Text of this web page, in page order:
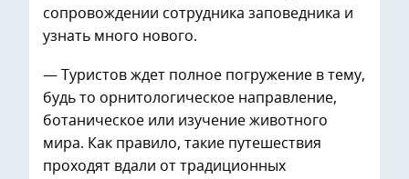
сопровождении сотрудника заповедника и
узнать много нового.
— Туристов ждет полное погружение в тему,
будь то орнитологическое направление,
ботаническое или изучение животного
мира. Как правило, такие путешествия
проходят вдали от традиционных